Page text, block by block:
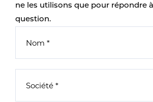
ne les utilisons que pour répondre
question.